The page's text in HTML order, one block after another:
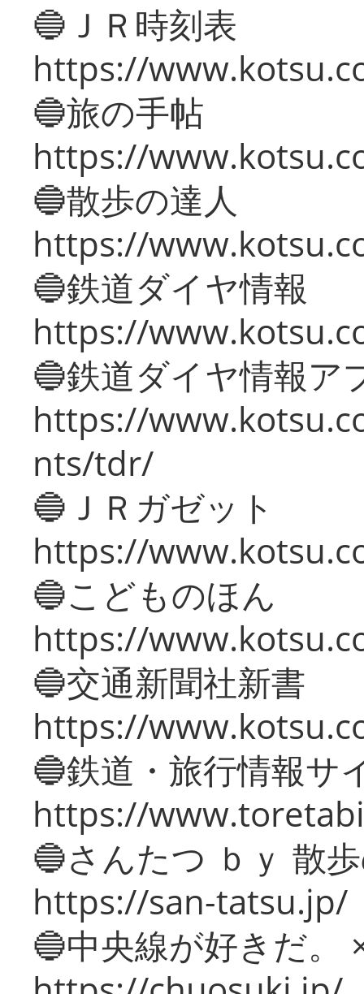
🔵ＪＲ時刻表
https://
🔵旅の手帖
https://
🔵散歩の達人
https://
🔵鉄道ダイヤ情報
https://
🔵鉄道ダイヤ情報ア
https://
nts/tdr/
🔵ＪＲガゼット
https://
🔵こどものほん
https://
🔵交通新聞社新書
https://
🔵鉄道・旅行情報サ
https://
🔵さんたつ ｂｙ 散
https://san-tatsu.jp/
🔵中央線が好きだ。